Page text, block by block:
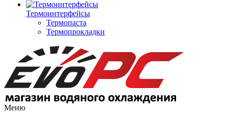
Термоинтерфейсы
Термопаста
Термопрокладки
Меню